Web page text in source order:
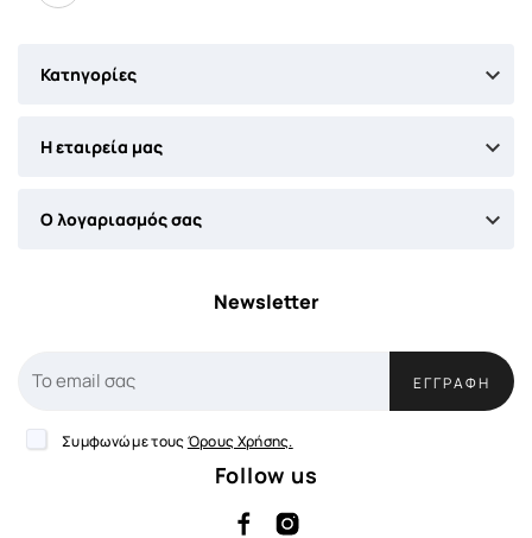
Κατηγορίες 
Η εταιρεία μας 
Ο λογαριασμός σας 
Newsletter
ΕΓΓΡΑΦΉ
Συμφωνώ με τους Όρους Χρήσης.
Follow us